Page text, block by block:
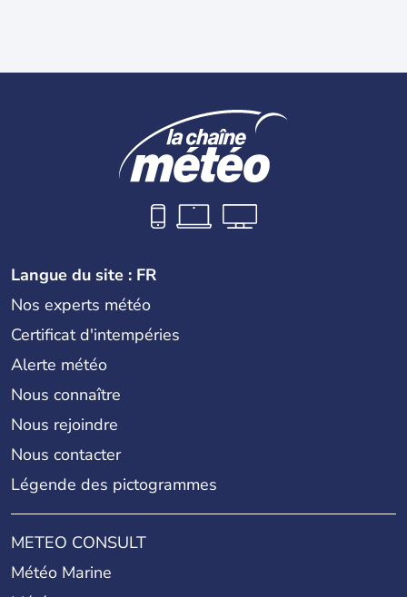
Langue du site : FR
Nos experts météo
Certificat d'intempéries
Alerte météo
Nous connaître
Nous rejoindre
Nous contacter
Légende des pictogrammes
METEO CONSULT
Météo Marine